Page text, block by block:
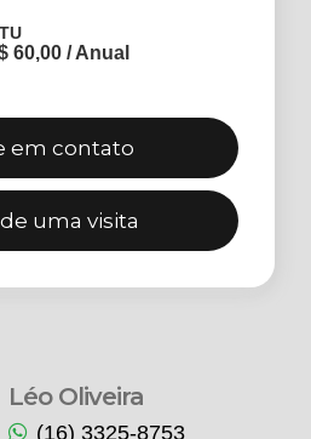
60,00 / Anual
em contato
uma visita
Léo Oliveira
(16) 3325-8753